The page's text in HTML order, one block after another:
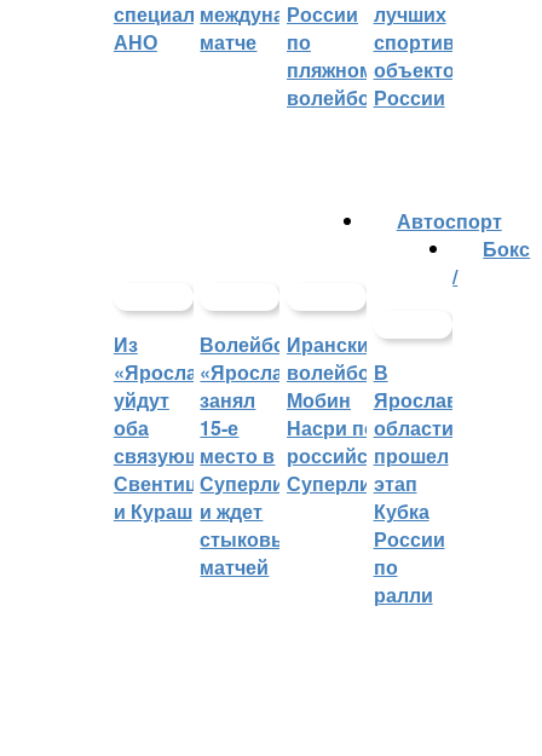
специальное
АНО
международном
матче
России
по
пляжному
волейболу
лучших
спортивных
объектов
России
Из
«Ярославича»
уйдут
оба
связующих:
Свентицкис
и Кураш
Волейбольный
«Ярославич»
занял
15-е
место в
Суперлиге
и ждет
стыковых
матчей
Иранский
волейболист
Мобин
Насри покинет
российскую
Суперлигу
Автоспорт
В
Ярославской
области
прошел
этап
Кубка
России
по
ралли
Бокс
/